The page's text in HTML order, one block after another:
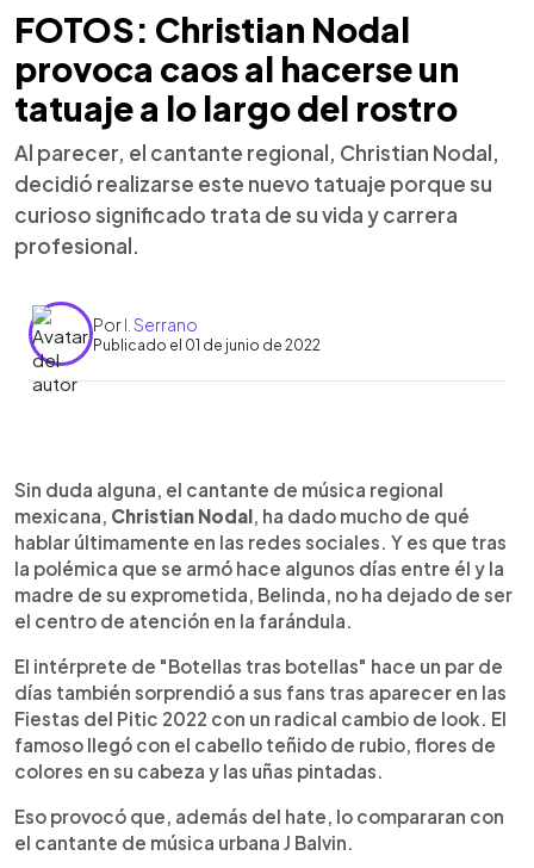
FOTOS: Christian Nodal
provoca caos al hacerse un
tatuaje a lo largo del rostro
Al parecer, el cantante regional, Christian Nodal,
decidió realizarse este nuevo tatuaje porque su
curioso significado trata de su vida y carrera
profesional.
PorI. Serrano
Publicado el 01 de junio de 2022
► Escuchar artículo
Sin duda alguna, el cantante de música regional
mexicana, Christian Nodal, ha dado mucho de qué
hablar últimamente en las redes sociales. Y es que tras
la polémica que se armó hace algunos días entre él y la
madre de su exprometida, Belinda, no ha dejado de ser
el centro de atención en la farándula.
El intérprete de "Botellas tras botellas" hace un par de
días también sorprendió a sus fans tras aparecer en las
Fiestas del Pitic 2022 con un radical cambio de look. El
famoso llegó con el cabello teñido de rubio, flores de
colores en su cabeza y las uñas pintadas.
Eso provocó que, además del hate, lo compararan con
el cantante de música urbana J Balvin.